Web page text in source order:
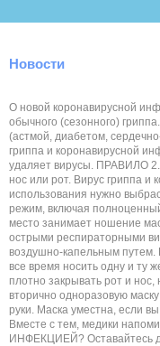
Новости
О новой коронавирусной
обычного (сезонного)
(астмой, диабетом,
гриппа и коронавирусной
удаляет вирусы. ПРАВИЛО
нос или рот. Вирус гриппа
использования нужно
режим, включая
место занимает ношение
острыми респираторными
воздушно-капельным путем.
все время носить одну и ту
плотно закрывать рот и
вторично одноразовую
руки. Маска уместна, если
Вместе с тем, медики
ИНФЕКЦИЕЙ? Оставайтесь